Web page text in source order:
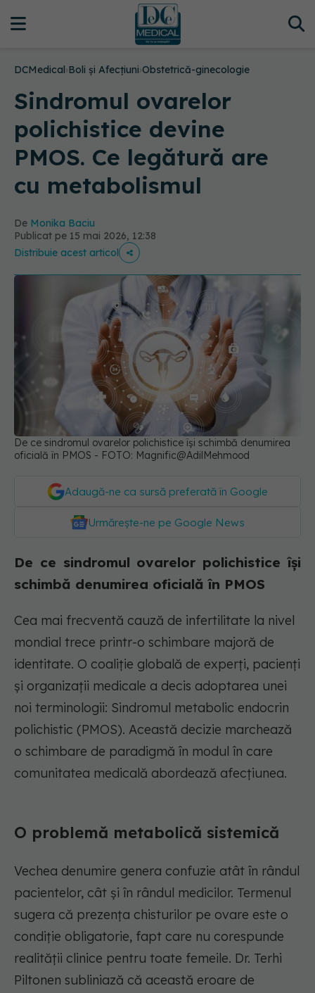
DCMedical›Boli și Afecțiuni›Obstetrică-ginecologie
Sindromul ovarelor
polichistice devine
PMOS. Ce legătură are
cu metabolismul
De Monika Baciu
Publicat pe 15 mai 2026, 12:38
Distribuie acest articol
De ce sindromul ovarelor polichistice își schimbă denumirea
oficială în PMOS - FOTO: Magnific@AdilMehmood
Adaugă-ne ca sursă preferată în Google
Urmărește-ne pe Google News
De ce sindromul ovarelor polichistice își
schimbă denumirea oficială în PMOS
Cea mai frecventă cauză de infertilitate la nivel
mondial trece printr-o schimbare majoră de
identitate. O coaliție globală de experți, pacienți
și organizații medicale a decis adoptarea unei
noi terminologii: Sindromul metabolic endocrin
polichistic (PMOS). Această decizie marchează
o schimbare de paradigmă în modul în care
comunitatea medicală abordează afecțiunea.
O problemă metabolică sistemică
Vechea denumire genera confuzie atât în rândul
pacientelor, cât și în rândul medicilor. Termenul
sugera că prezența chisturilor pe ovare este o
condiție obligatorie, fapt care nu corespunde
realității clinice pentru toate femeile. Dr. Terhi
Piltonen subliniază că această eroare de